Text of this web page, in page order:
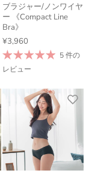
ブラジャー/ノンワイヤ
ー 《Compact Line
Bra》
¥3,960
5 件の
レビュー